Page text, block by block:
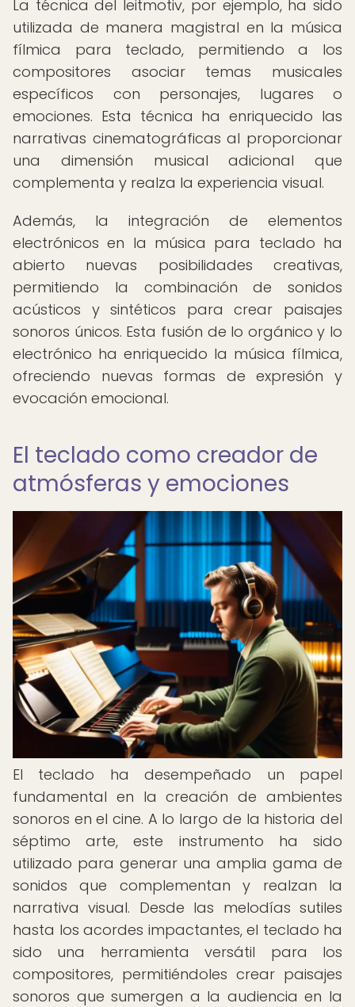
La técnica del leitmotiv, por ejemplo, ha sido
utilizada de manera magistral en la música
fílmica para teclado, permitiendo a los
compositores asociar temas musicales
específicos con personajes, lugares o
emociones. Esta técnica ha enriquecido las
narrativas cinematográficas al proporcionar
una dimensión musical adicional que
complementa y realza la experiencia visual.
Además, la integración de elementos
electrónicos en la música para teclado ha
abierto nuevas posibilidades creativas,
permitiendo la combinación de sonidos
acústicos y sintéticos para crear paisajes
sonoros únicos. Esta fusión de lo orgánico y lo
electrónico ha enriquecido la música fílmica,
ofreciendo nuevas formas de expresión y
evocación emocional.
El teclado como creador de
atmósferas y emociones
El teclado ha desempeñado un papel
fundamental en la creación de ambientes
sonoros en el cine. A lo largo de la historia del
séptimo arte, este instrumento ha sido
utilizado para generar una amplia gama de
sonidos que complementan y realzan la
narrativa visual. Desde las melodías sutiles
hasta los acordes impactantes, el teclado ha
sido una herramienta versátil para los
compositores, permitiéndoles crear paisajes
sonoros que sumergen a la audiencia en la